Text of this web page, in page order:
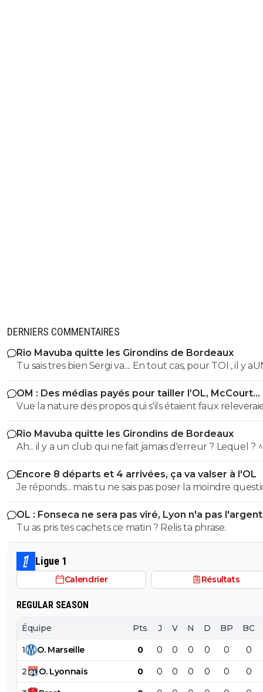
DERNIERS COMMENTAIRES
Rio Mavuba quitte les Girondins de Bordeaux
Tu sais tres bien Sergi va.... En tout cas, pour TOI , il y
SEUL CLUB qui est parfait... Et qui QUOI QU IL ARRIVE
sera JMAIS critiqué par toi..... Tu te rends compte que
seul a defendre mordicus le mec qui a faillit couler
mon pauvre vieux fou... tu t'en rends compte au
OM : Des médias payés pour tailler l’OL, McCourt
accusé
Vue la nature des propos qui s'ils étaient faux
la diffamation, je penses que c'est bien documenté et
Rio Mavuba quitte les Girondins de Bordeaux
Ah... il y a un club qui ne fait jamais d'erreur ? Lequel ?
Encore 8 départs et 4 arrivées, ça va valser à l'OL
Je réponds... mais tu ne sais pas poser la moindre
OL : Fonseca ne sera pas viré, Lyon n'a pas
le faire
Tu as pris tes cachets ce matin ? Relis ta phrase.
Ligue 1
Calendrier Résultats
REGULAR SEASON
Équipe Pts J V N D BP BC
1 O. Marseille 0 0 0 0 0 0 0
2 O. Lyonnais 0 0 0 0 0 0 0